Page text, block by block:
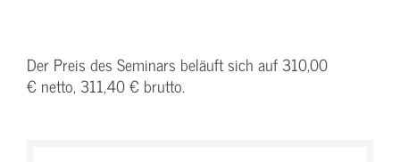
Der Preis des Seminars beläuft sich auf 310,00
€ netto, 311,40 € brutto.